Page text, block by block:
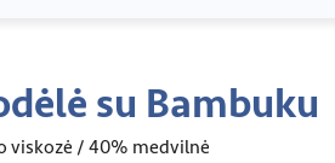
su Bambuku
viskozė / 40% medvilnė